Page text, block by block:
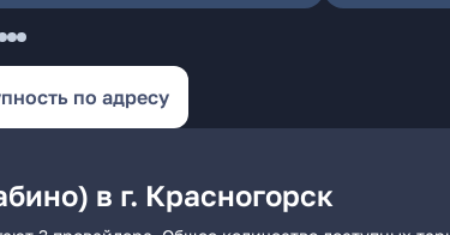
по адресу
в г. Красногорск